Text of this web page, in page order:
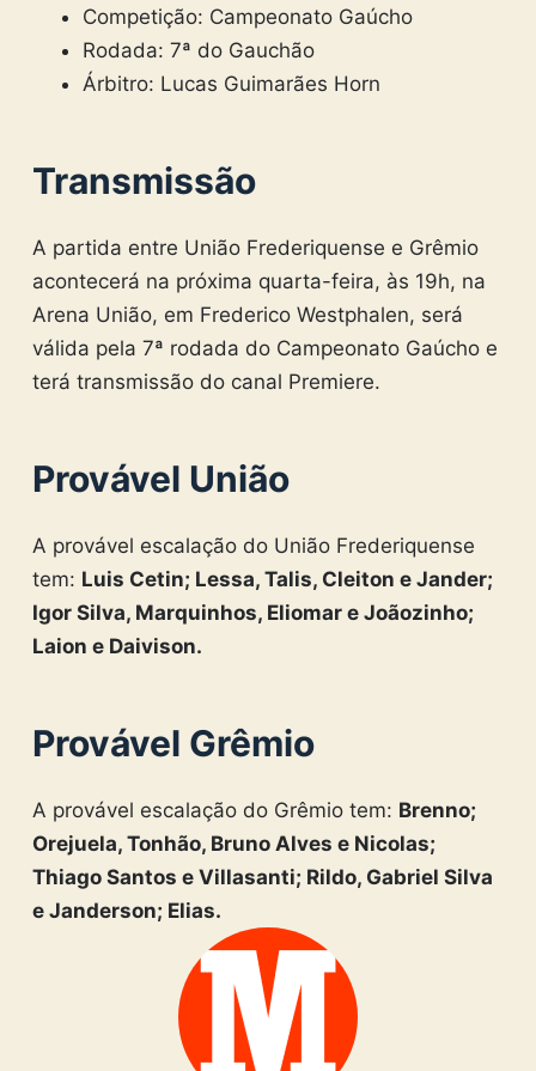
Competição: Campeonato Gaúcho
Rodada: 7ª do Gauchão
Árbitro: Lucas Guimarães Horn
Transmissão
A partida entre União Frederiquense e Grêmio
acontecerá na próxima quarta-feira, às 19h, na
Arena União, em Frederico Westphalen, será
válida pela 7ª rodada do Campeonato Gaúcho e
terá transmissão do canal Premiere.
Provável União
A provável escalação do União Frederiquense
tem: Luis Cetin; Lessa, Talis, Cleiton e Jander;
Igor Silva, Marquinhos, Eliomar e Joãozinho;
Laion e Daivison.
Provável Grêmio
A provável escalação do Grêmio tem: Brenno;
Orejuela, Tonhão, Bruno Alves e Nicolas;
Thiago Santos e Villasanti; Rildo, Gabriel Silva
e Janderson; Elias.